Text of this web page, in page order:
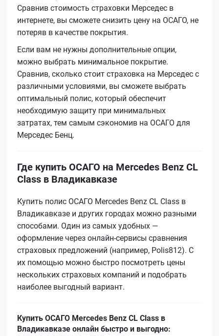
Сравнив стоимость страховки Мерседес в
интернете, вы сможете снизить цену на ОСАГО, не
потеряв в качестве покрытия.
Если вам не нужны дополнительные опции,
можно выбрать минимальное покрытие.
Сравнив, сколько стоит страховка на Мерседес с
различными условиями, вы сможете выбрать
оптимальный полис, который обеспечит
необходимую защиту при минимальных
затратах, тем самым сэкономив на ОСАГО для
Мерседес Бенц.
Где купить ОСАГО на Mercedes Benz CL
Class в Владикавказе
Купить полис ОСАГО Mercedes Benz CL Class в
Владикавказе и других городах можно разными
способами. Один из самых удобных —
оформление через онлайн-сервисы сравнения
страховых предложений (например, Polis812). С
их помощью можно быстро посмотреть цены
нескольких страховых компаний и подобрать
наиболее выгодный вариант.
Купить ОСАГО Mercedes Benz CL Class в
Владикавказе онлайн быстро и выгодно: